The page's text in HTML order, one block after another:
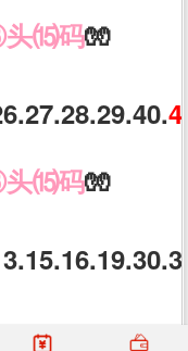
⒂码🧤
⒂码🧤